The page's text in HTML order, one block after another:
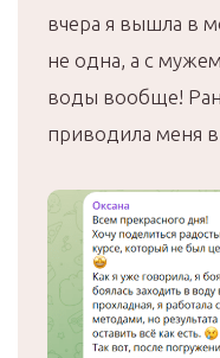
вчера я вышла в
не одна, а с
воды вообще!
приводила меня в